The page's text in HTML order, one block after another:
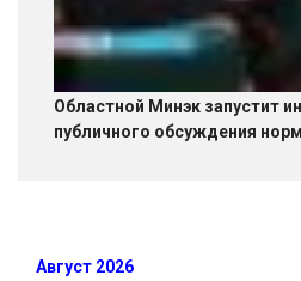
Областной Минэк запустит
публичного обсуждения
Август 2026